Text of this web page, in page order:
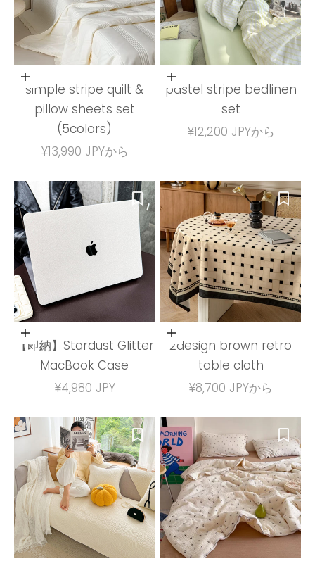
オプションを選択
simple stripe quilt &
pillow sheets set
(5colors)
セール価格
¥13,990 JPYから
オプションを選択
pastel stripe bedlinen
set
セール価格
¥12,200 JPYから
オプションを選択
【即納】Stardust Glitter
MacBook Case
セール価格
¥4,980 JPY
オプションを選択
2design brown retro
table cloth
セール価格
¥8,700 JPYから